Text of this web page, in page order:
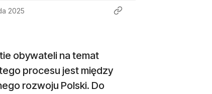
2025
obywateli na temat
procesu jest między
rozwoju Polski. Do